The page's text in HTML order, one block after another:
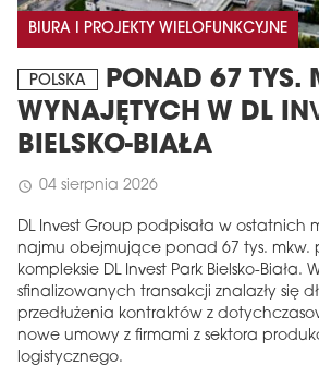
BIURA I PROJEKTY WIELOFUNKCYJNE
POLSKA
PONAD 67 TYS.
WYNAJĘTYCH W DL
BIELSKO-BIAŁA
schedule 04 sierpnia 2026
DL Invest Group podpisała w ostatnich
najmu obejmujące ponad 67 tys. mkw.
kompleksie DL Invest Park Bielsko-Biała.
sfinalizowanych transakcji znalazły się
przedłużenia kontraktów z
nowe umowy z firmami z sektora
logistycznego.